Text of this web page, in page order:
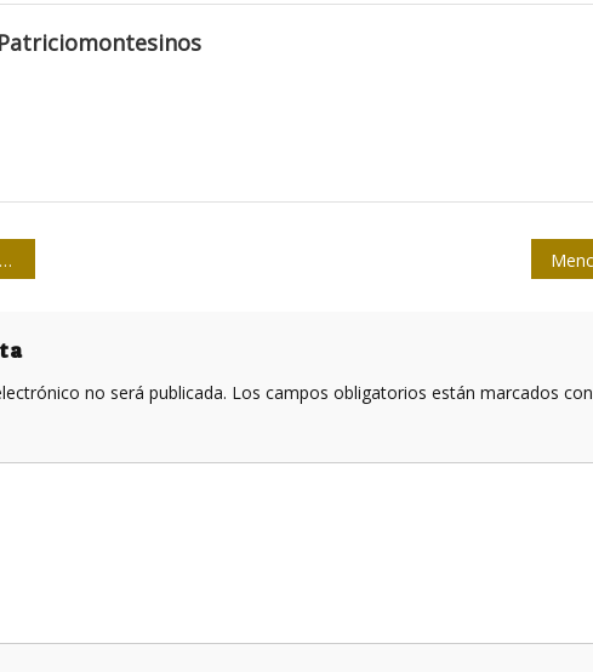
Patriciomontesinos
no será publicada. Los campos obligatorios están marcados con